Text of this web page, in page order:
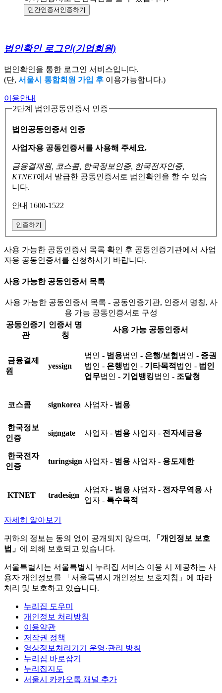
민간인증서 인증하기
법인확인 로그인(기업회원)
법인확인을 통한 로그인 서비스입니다.
(단, 서울시 통합회원 가입 후 이용가능합니다.)
이용안내
2단계 법인공동인증서 인증
법인공동인증서 인증
사업자용 공동인증서를 사용해 주세요.
금융결제원, 코스콤, 한국정보인증, 한국전자인증,
KTNET에서 발급한 공동인증서로 법인확인을 할 수 있습
니다.
안내 1600-1522
인증하기
사용 가능한 공동인증서 목록 확인 후 공동인증기관에서 사업
자용 공동인증서를 신청하시기 바랍니다.
사용 가능한 공동인증서 목록
사용 가능한 공동인증서 목록 - 공동인증기관, 인증서 명칭, 사
용 가능 공동인증서로 구성
공동인증기
관
인증서 명
칭
사용 가능 공동인증서
금융결제
원
yessign
법인 - 범용법인 - 은행/보험 법인 - 증권
법인 - 은행법인 - 기타목적 법인 - 법인
업무법인 - 기업뱅킹법인 - 조달청
코스콤 signkorea 사업자 - 범용
한국정보
인증
signgate 사업자 - 범용 사업자 - 전자세금용
한국전자
인증
turingsign 사업자 - 범용 사업자 - 용도제한
KTNET tradesign
사업자 - 범용 사업자 - 전자무역용 사
업자 - 특수목적
자세히 알아보기
귀하의 정보는 동의 없이 공개되지 않으며,
「개인정보 보호
법」 에 의해 보호되고 있습니다.
서울특별시는 서울특별시 누리집 서비스 이용 시 제공하는 사
용자 개인정보를 「서울특별시 개인정보 보호지침」에 따라
처리 및 보호하고 있습니다.
누리집 도우미
개인정보 처리방침
이용약관
저작권 정책
영상정보처리기기 운영·관리 방침
누리집 바로잡기
누리집지도
서울시 카카오톡 채널 추가